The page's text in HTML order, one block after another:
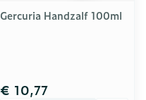
Gercuria Handzalf 100ml
€ 10,77